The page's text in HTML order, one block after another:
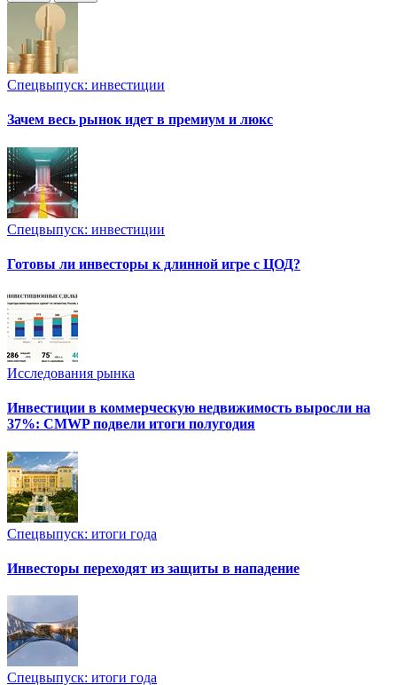
Спецвыпуск: инвестиции
Зачем весь рынок идет в премиум и люкс
Спецвыпуск: инвестиции
Готовы ли инвесторы к длинной игре с ЦОД?
Исследования рынка
Инвестиции в коммерческую недвижимость выросли на
37%: CMWP подвели итоги полугодия
Спецвыпуск: итоги года
Инвесторы переходят из защиты в нападение
Спецвыпуск: итоги года